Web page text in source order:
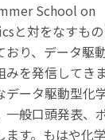
School on
と対をなすも
おり、データ駆
みを発信してき
データ駆動型化
一般口頭発表、
ます。もはや化